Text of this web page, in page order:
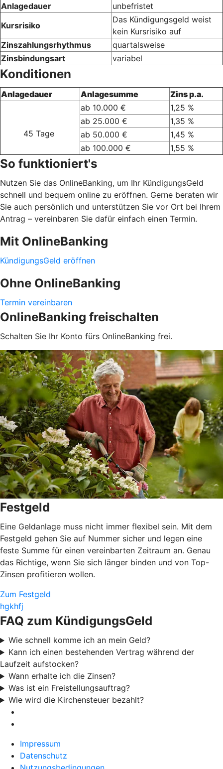
Anlagedauer
unbefristet
Kursrisiko
Das Kündigungsgeld weist
kein Kursrisiko auf
Zinszahlungsrhythmus
quartalsweise
Zinsbindungsart
variabel
Konditionen
Anlagedauer Anlagesumme Zins p.a.
45 Tage
ab 10.000 €
1,25 %
ab 25.000 €
1,35 %
ab 50.000 €
1,45 %
ab 100.000 €
1,55 %
So funktioniert's
Nutzen Sie das OnlineBanking, um Ihr KündigungsGeld
schnell und bequem online zu eröffnen. Gerne beraten wir
Sie auch persönlich und unterstützen Sie vor Ort bei Ihrem
Antrag – vereinbaren Sie dafür einfach einen Termin.
Mit OnlineBanking
KündigungsGeld eröffnen
Ohne OnlineBanking
Termin vereinbaren
OnlineBanking freischalten
Schalten Sie Ihr Konto fürs OnlineBanking frei.
Festgeld
Eine Geldanlage muss nicht immer flexibel sein. Mit dem
Festgeld gehen Sie auf Nummer sicher und legen eine
feste Summe für einen vereinbarten Zeitraum an. Genau
das Richtige, wenn Sie sich länger binden und von Top-
Zinsen profitieren wollen.
Zum Festgeld
hgkhfj
FAQ zum KündigungsGeld
Wie schnell komme ich an mein Geld?
Kann ich einen bestehenden Vertrag während der
Laufzeit aufstocken?
Wann erhalte ich die Zinsen?
Was ist ein Freistellungsauftrag?
Wie wird die Kirchensteuer bezahlt?
Impressum
Datenschutz